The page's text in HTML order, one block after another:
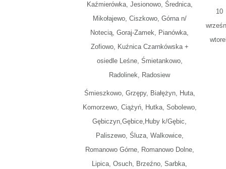
Kaźmierówka, Jesionowo, Średnica,
Mikołajewo, Ciszkowo, Górna n/
Notecią, Goraj-Zamek, Pianówka,
Zofiowo, Kuźnica Czarnkówska +
osiedle Leśne, Śmietankowo,
Radolinek, Radosiew
10
Śmieszkowo, Grzępy, Białężyn, Huta,
Komorzewo, Ciążyń, Hutka, Sobolewo,
Gębiczyn,Gębice,Huby k/Gębic,
Paliszewo, Śluza, Walkowice,
Romanowo Górne, Romanowo Dolne,
Lipica, Osuch, Brzeźno, Sarbka,